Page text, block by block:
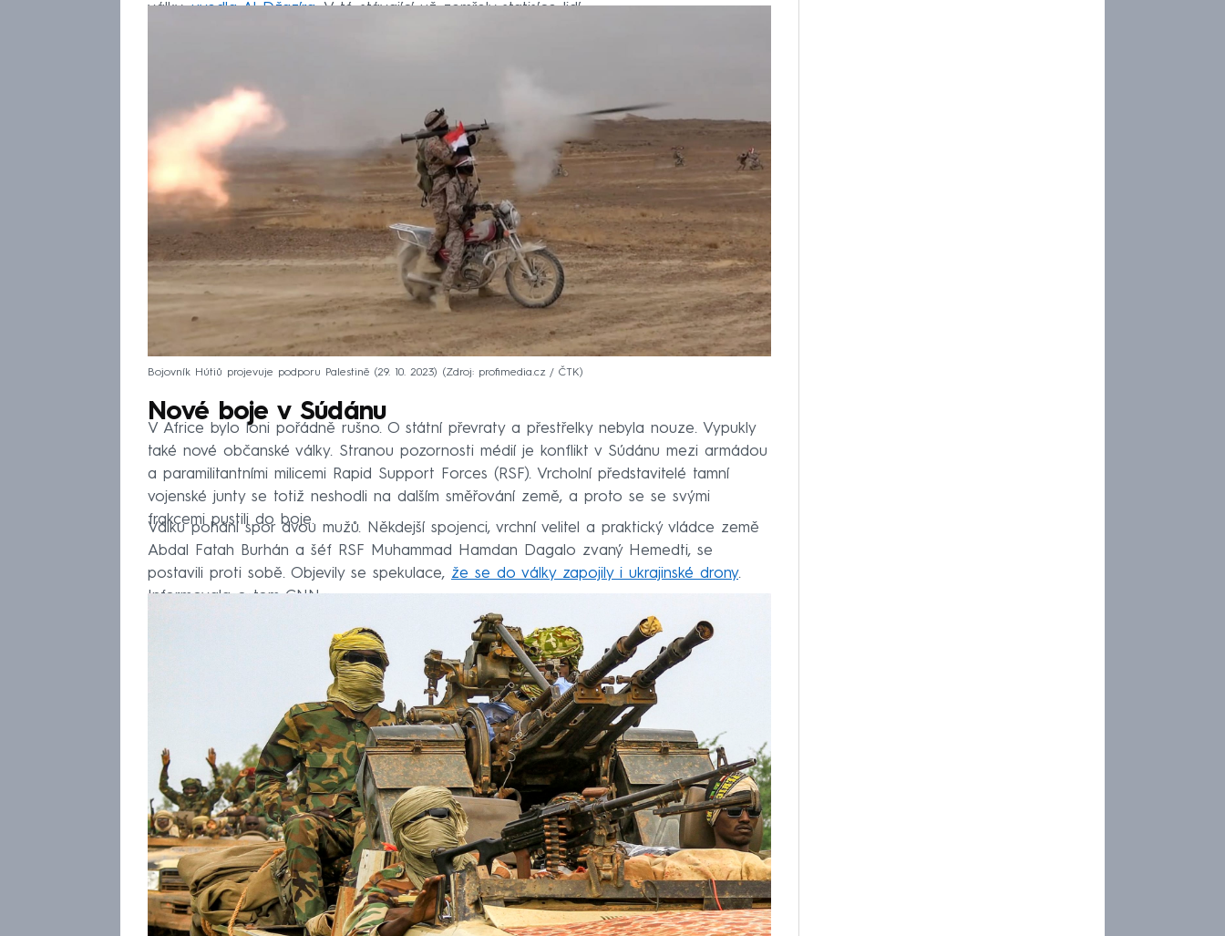
války,uvedla Al-Džazíra. V té stávající už zemřely statisíce lidí.
Bojovník Hútiů projevuje podporu Palestině (29. 10. 2023) Zdroj: profimedia.cz / ČTK
Nové boje v Súdánu
V Africe bylo loni pořádně rušno. O státní převraty a přestřelky nebyla nouze. Vypukly
také nové občanské války. Stranou pozornosti médií je konflikt v Súdánu mezi armádou
a paramilitantními milicemi Rapid Support Forces (RSF). Vrcholní představitelé tamní
vojenské junty se totiž neshodli na dalším směřování země, a proto se se svými
frakcemi pustili do boje.
Válku pohání spor dvou mužů. Někdejší spojenci, vrchní velitel a praktický vládce země
Abdal Fatah Burhán a šéf RSF Muhammad Hamdan Dagalo zvaný Hemedti, se
postavili proti sobě. Objevily se spekulace, že se do války zapojily i ukrajinské drony.
Informovala o tom CNN.